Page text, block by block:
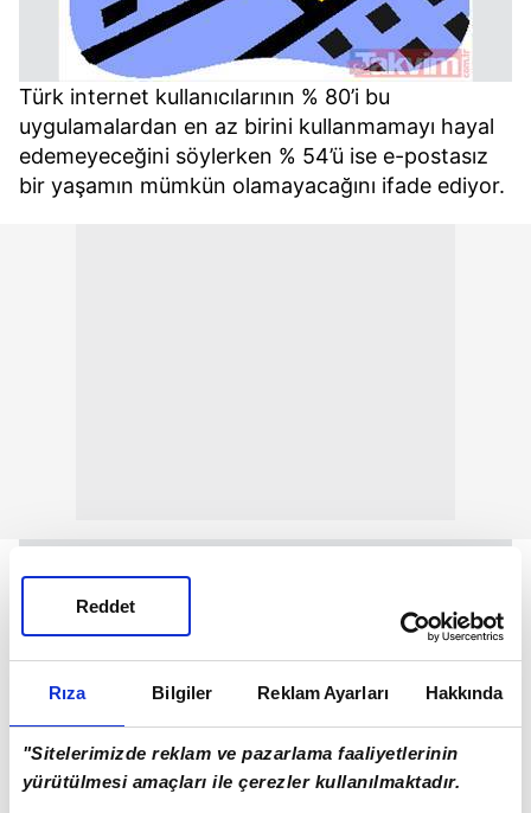
Rıza Bilgiler Reklam Ayarları Hakkında
"Sitelerimizde reklam ve pazarlama faaliyetlerinin
yürütülmesi amaçları ile çerezler kullanılmaktadır.
Reddet
Türk internet kullanıcılarının % 80’i bu
uygulamalardan en az birini kullanmamayı hayal
edemeyeceğini söylerken % 54’ü ise e-postasız
bir yaşamın mümkün olamayacağını ifade ediyor.